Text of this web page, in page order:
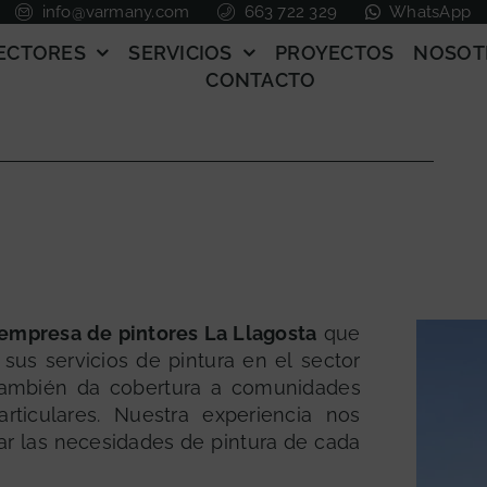
info@varmany.com 663 722 329 WhatsApp
SERVICIOS PROYECTOS
CONTACTO
de pintores La Llagosta que
servicios de pintura en el sector
da cobertura a comunidades
Nuestra experiencia nos
las necesidades de pintura de cada